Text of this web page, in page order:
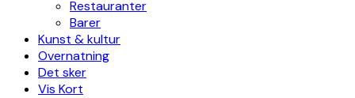
Restauranter
Barer
Kunst & kultur
Overnatning
Det sker
Vis Kort